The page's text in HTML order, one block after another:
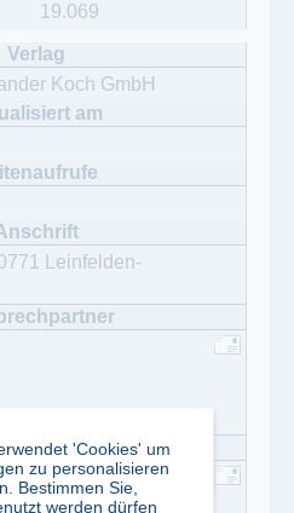
19.069
Koch GmbH
Leinfelden-
'Cookies' um
zu personalisieren
Bestimmen Sie,
werden dürfen